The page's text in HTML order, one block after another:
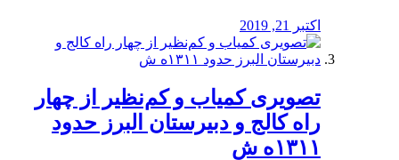
اکتبر 21, 2019
️تصویری کمیاب و کم‌نظیر از چهار
راه كالج و دبيرستان البرز حدود
۱۳۱۱ه ش